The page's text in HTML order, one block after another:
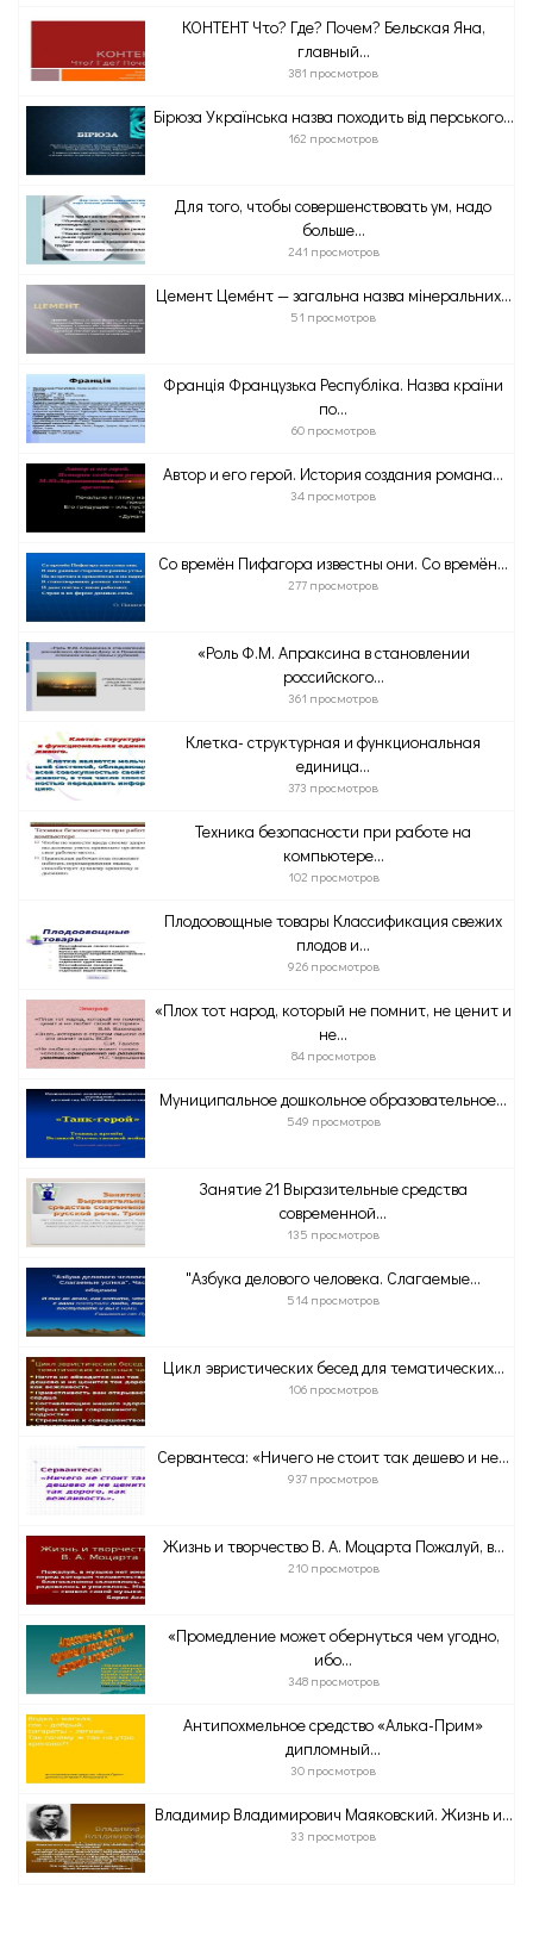
КОНТЕНТ Что? Где? Почем? Бельская Яна,
главный...
381 просмотров
Бірюза Українська назва походить від перського...
162 просмотров
Для того, чтобы совершенствовать ум, надо
больше...
241 просмотров
Цемент Цеме́нт — загальна назва мінеральних...
51 просмотров
Франція Французька Республіка. Назва країни
по...
60 просмотров
Автор и его герой. История создания романа...
34 просмотров
Со времён Пифагора известны они. Со времён...
277 просмотров
«Роль Ф.М. Апраксина в становлении
российского...
361 просмотров
Клетка- структурная и функциональная
единица...
373 просмотров
Техника безопасности при работе на
компьютере...
102 просмотров
Плодоовощные товары Классификация свежих
плодов и...
926 просмотров
«Плох тот народ, который не помнит, не ценит и
не...
84 просмотров
Муниципальное дошкольное образовательное...
549 просмотров
Занятие 21 Выразительные средства
современной...
135 просмотров
"Азбука делового человека. Слагаемые...
514 просмотров
Цикл эвристических бесед для тематических...
106 просмотров
Сервантеса: «Ничего не стоит так дешево и не...
937 просмотров
Жизнь и творчество В. А. Моцарта Пожалуй, в...
210 просмотров
«Промедление может обернуться чем угодно,
ибо...
348 просмотров
Антипохмельное средство «Алька-Прим»
дипломный...
30 просмотров
Владимир Владимирович Маяковский. Жизнь и...
33 просмотров